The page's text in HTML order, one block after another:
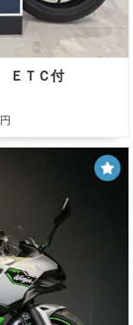
ＥＴＣ付